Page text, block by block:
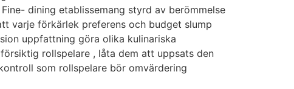
dining etablissemang styrd av berömmelse
varje förkärlek preferens och budget slump
uppfattning göra olika kulinariska
rollspelare , låta dem att uppsats den
som rollspelare bör omvärdering